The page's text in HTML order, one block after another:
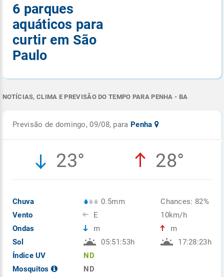
6 parques
aquáticos para
curtir em São
Paulo
NOTÍCIAS, CLIMA E PREVISÃO DO TEMPO PARA PENHA - BA
Previsão de domingo, 09/08, para Penha
23° 28°
Chuva
Vento
Ondas
Sol
Índice UV
Mosquitos
0.5mm
E
m
05:51:53h
ND
ND
Chances: 82%
10km/h
m
17:28:23h